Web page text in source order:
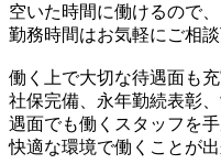
空いた時間に働けるので
勤務時間はお気軽にご相談
働く上で大切な待遇面も充
社保完備、永年勤続表彰
遇面でも働くスタッフを
快適な環境で働くことが出